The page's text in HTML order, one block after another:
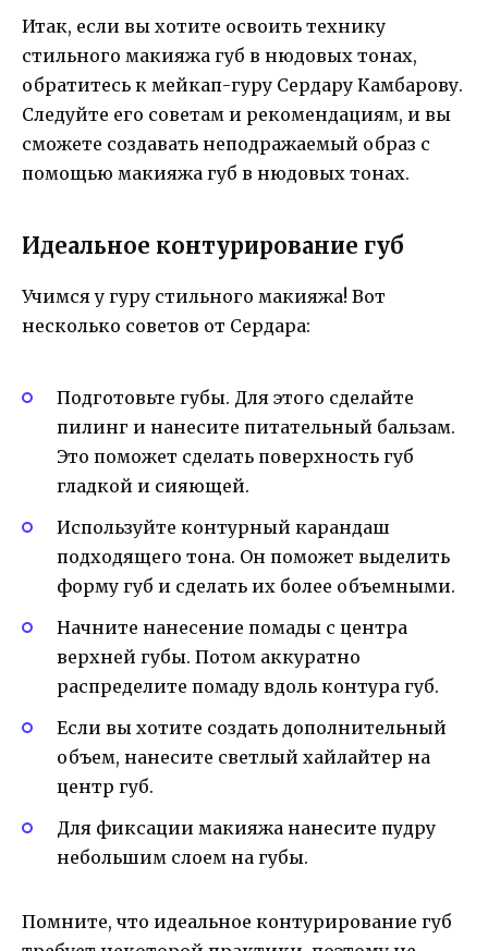
Итак, если вы хотите освоить технику
стильного макияжа губ в нюдовых тонах,
обратитесь к мейкап-гуру Сердару Камбарову.
Следуйте его советам и рекомендациям, и вы
сможете создавать неподражаемый образ с
помощью макияжа губ в нюдовых тонах.
Идеальное контурирование губ
Учимся у гуру стильного макияжа! Вот
несколько советов от Сердара:
Подготовьте губы. Для этого сделайте
пилинг и нанесите питательный бальзам.
Это поможет сделать поверхность губ
гладкой и сияющей.
Используйте контурный карандаш
подходящего тона. Он поможет выделить
форму губ и сделать их более объемными.
Начните нанесение помады с центра
верхней губы. Потом аккуратно
распределите помаду вдоль контура губ.
Если вы хотите создать дополнительный
объем, нанесите светлый хайлайтер на
центр губ.
Для фиксации макияжа нанесите пудру
небольшим слоем на губы.
Помните, что идеальное контурирование губ